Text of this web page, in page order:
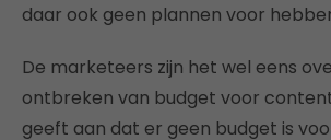
daar ook geen plannen voor
De marketeers zijn het wel eens
ontbreken van budget voor
geeft aan dat er geen budget is